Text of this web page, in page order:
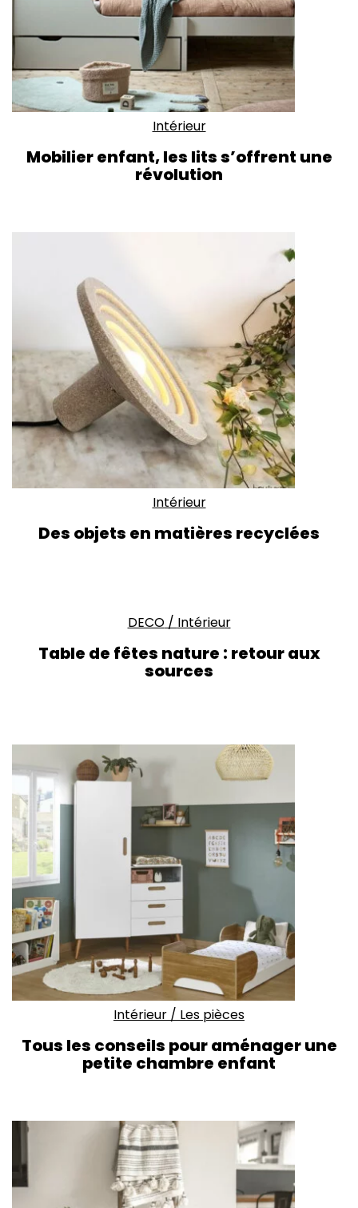
Intérieur
Mobilier enfant, les lits s’offrent une
révolution
Intérieur
Des objets en matières recyclées
DECO/ Intérieur
Table de fêtes nature : retour aux
sources
Intérieur / Les pièces
Tous les conseils pour aménager une
petite chambre enfant